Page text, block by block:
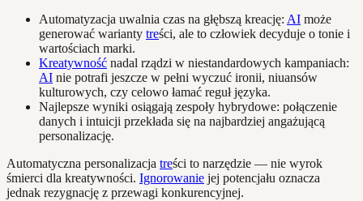
Automatyzacja uwalnia czas na głębszą kreację: AI może
generować warianty treści, ale to człowiek decyduje o tonie i
wartościach marki.
Kreatywność nadal rządzi w niestandardowych kampaniach:
AI nie potrafi jeszcze w pełni wyczuć ironii, niuansów
kulturowych, czy celowo łamać reguł języka.
Najlepsze wyniki osiągają zespoły hybrydowe: połączenie
danych i intuicji przekłada się na najbardziej angażującą
personalizację.
Automatyczna personalizacja treści to narzędzie — nie wyrok
śmierci dla kreatywności. Ignorowanie jej potencjału oznacza
jednak rezygnację z przewagi konkurencyjnej.